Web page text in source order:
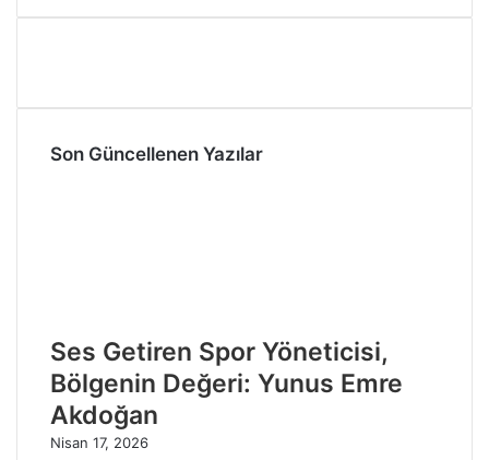
Son Güncellenen Yazılar
Ses Getiren Spor Yöneticisi,
Bölgenin Değeri: Yunus Emre
Akdoğan
Nisan 17, 2026